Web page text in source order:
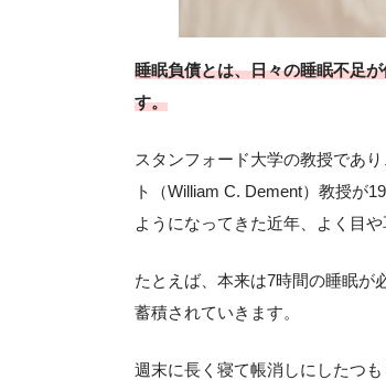
睡眠負債とは、日々の睡眠不足
す。
スタンフォード大学の教授であ
ト（William C. Dement）教授が
ようになってきた近年、よく目
たとえば、本来は7時間の睡眠が
蓄積されていきます。
週末に長く寝て帳消しにしたつ